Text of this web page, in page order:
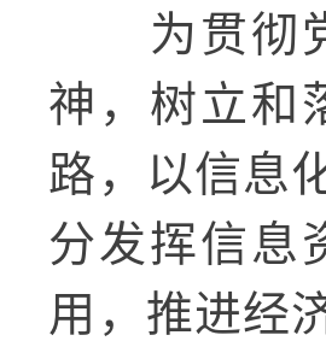
为贯彻
神，树立和
路，以信息
分发挥信息
用，推进经